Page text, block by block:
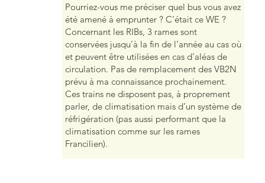
Pourriez-vous me préciser quel bus vous avez
été amené à emprunter ? C’était ce WE ?
Concernant les RIBs, 3 rames sont
conservées jusqu’à la fin de l’année au cas où
et peuvent être utilisées en cas d’aléas de
circulation. Pas de remplacement des VB2N
prévu à ma connaissance prochainement.
Ces trains ne disposent pas, à proprement
parler, de climatisation mais d’un système de
réfrigération (pas aussi performant que la
climatisation comme sur les rames
Francilien).